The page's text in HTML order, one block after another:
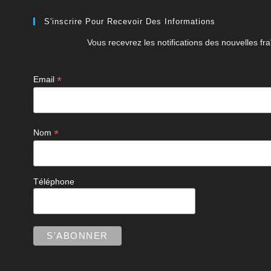
S'inscrire Pour Recevoir Des Informations
Vous recevrez les notifications des nouvelles
Email*
Nom*
Téléphone